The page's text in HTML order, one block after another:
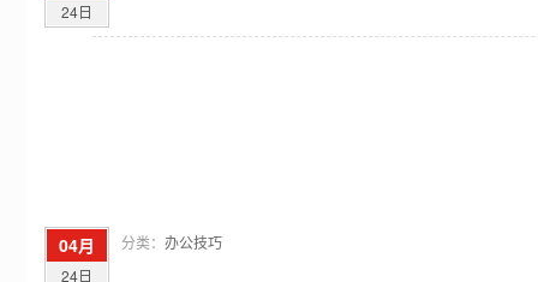
24日
04月
24日
分类： 办公技巧